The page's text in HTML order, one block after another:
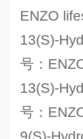
ENZO
13(S)-
号：
13(S)-
号：